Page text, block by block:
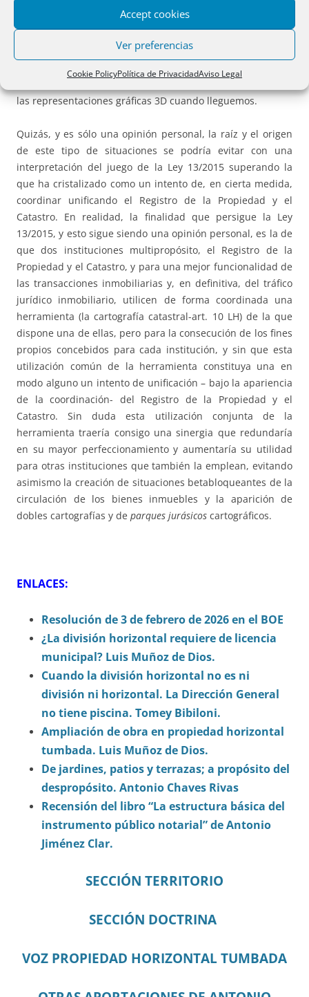
Accept cookies
Ver preferencias
Cookie PolicyPolítica de PrivacidadAviso Legal
cartografía catastral para la realización del Informe
Catastral de Ubicación de Construcciones (ICUC) en el caso
de las declaraciones de obra nueva y que relacionan la
huella de un perímetro dentro de otro pero sin alterar
las representaciones gráficas 3D cuando lleguemos.
Quizás, y es sólo una opinión personal, la raíz y el origen
de este tipo de situaciones se podría evitar con una
interpretación del juego de la Ley 13/2015 superando la
que ha cristalizado como un intento de, en cierta medida,
coordinar unificando el Registro de la Propiedad y el
Catastro. En realidad, la finalidad que persigue la Ley
13/2015, y esto sigue siendo una opinión personal, es la de
que dos instituciones multipropósito, el Registro de la
Propiedad y el Catastro, y para una mejor funcionalidad de
las transacciones inmobiliarias y, en definitiva, del tráfico
jurídico inmobiliario, utilicen de forma coordinada una
herramienta (la cartografía catastral-art. 10 LH) de la que
dispone una de ellas, pero para la consecución de los fines
propios concebidos para cada institución, y sin que esta
utilización común de la herramienta constituya una en
modo alguno un intento de unificación – bajo la apariencia
de la coordinación- del Registro de la Propiedad y el
Catastro. Sin duda esta utilización conjunta de la
herramienta traería consigo una sinergia que redundaría
en su mayor perfeccionamiento y aumentaría su utilidad
para otras instituciones que también la emplean, evitando
asimismo la creación de situaciones betabloqueantes de la
circulación de los bienes inmuebles y la aparición de
dobles cartografías y de parques jurásicos cartográficos.
ENLACES:
Resolución de 3 de febrero de 2026 en el BOE
¿La división horizontal requiere de licencia
municipal? Luis Muñoz de Dios.
Cuando la división horizontal no es ni
división ni horizontal. La Dirección General
no tiene piscina. Tomey Bibiloni.
Ampliación de obra en propiedad horizontal
tumbada. Luis Muñoz de Dios.
De jardines, patios y terrazas; a propósito del
despropósito. Antonio Chaves Rivas
Recensión del libro “La estructura básica del
instrumento público notarial” de Antonio
Jiménez Clar.
SECCIÓN TERRITORIO
SECCIÓN DOCTRINA
VOZ PROPIEDAD HORIZONTAL TUMBADA